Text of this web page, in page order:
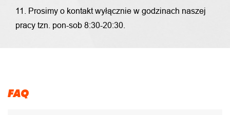
11. Prosimy o kontakt wyłącznie w godzinach naszej
pracy tzn. pon-sob 8:30-20:30.
FAQ